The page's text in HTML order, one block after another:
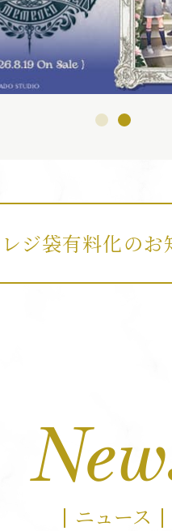
レジ袋有料化のお
ニュース